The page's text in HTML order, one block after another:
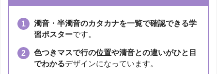
濁音・半濁音のカタカナを一覧で確認できる学
習ポスターです。
色つきマスで行の位置や清音との違いがひと目
でわかるデザインになっています。